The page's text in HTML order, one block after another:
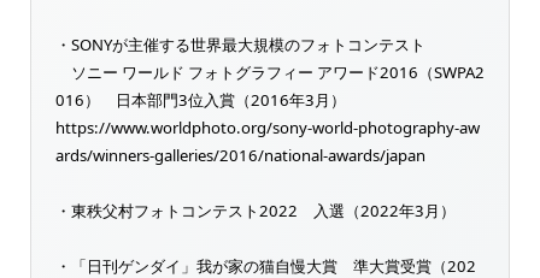
・SONYが主催する世界最大規模のフォトコンテスト
ソニー ワールド フォトグラフィー アワード2016（SWPA2
016） 日本部門3位入賞（2016年3月）
https://www.worldphoto.org/sony-world-photography-aw
ards/winners-galleries/2016/national-awards/japan
・東秩父村フォトコンテスト2022 入選（2022年3月）
・「日刊ゲンダイ」我が家の猫自慢大賞 準大賞受賞（202